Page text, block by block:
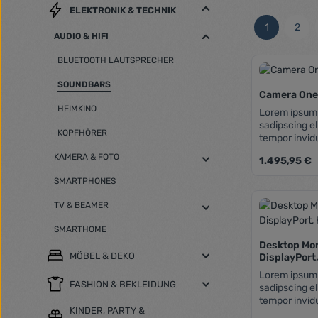
ELEKTRONIK & TECHNIK
AUDIO & HIFI
BLUETOOTH LAUTSPRECHER
SOUNDBARS
HEIMKINO
KOPFHÖRER
KAMERA & FOTO
SMARTPHONES
TV & BEAMER
SMARTHOME
MÖBEL & DEKO
FASHION & BEKLEIDUNG
KINDER, PARTY &
Seite
1
Seite
2
Camera One
Lorem
sadipscing
tempor
eos et
amet. Lorem
consetetur
nonumy
dolore
voluptua. At
duo dolores
gubergren,
Lorem
Regulärer
1.495,95 €
Desktop
Lorem
sadipscing
tempor